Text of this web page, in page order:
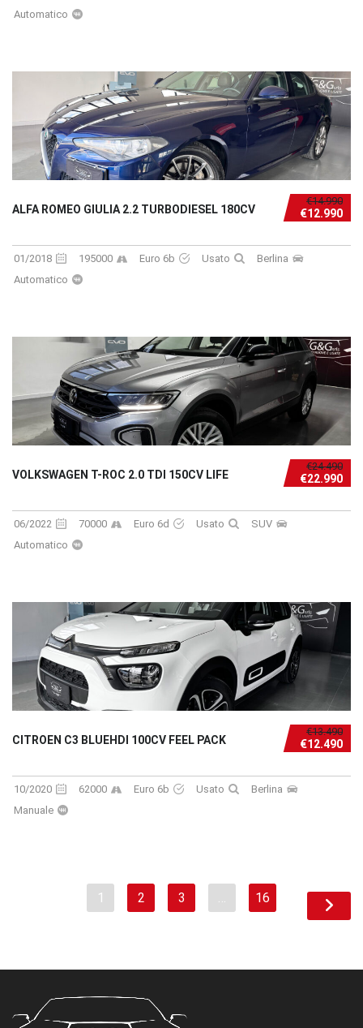
Automatico
€14.990
€12.990
ALFA ROMEO GIULIA 2.2 TURBODIESEL 180CV
01/2018 195000 Euro 6b Usato
Berlina
Automatico
€24.490
€22.990
VOLKSWAGEN T-ROC 2.0 TDI 150CV LIFE
06/2022 70000 Euro 6d Usato
SUV
Automatico
€13.490
€12.490
CITROEN C3 BLUEHDI 100CV FEEL PACK
10/2020 62000 Euro 6b Usato
Berlina
Manuale
1 2 3 … 16